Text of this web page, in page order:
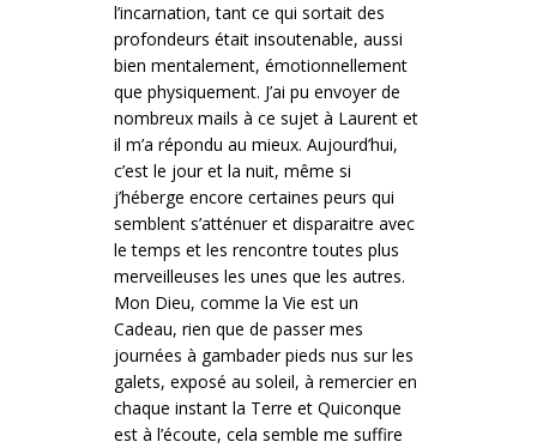
l’incarnation, tant ce qui sortait des
profondeurs était insoutenable, aussi
bien mentalement, émotionnellement
que physiquement. J’ai pu envoyer de
nombreux mails à ce sujet à Laurent et
il m’a répondu au mieux. Aujourd’hui,
c’est le jour et la nuit, même si
j’héberge encore certaines peurs qui
semblent s’atténuer et disparaitre avec
le temps et les rencontre toutes plus
merveilleuses les unes que les autres.
Mon Dieu, comme la Vie est un
Cadeau, rien que de passer mes
journées à gambader pieds nus sur les
galets, exposé au soleil, à remercier en
chaque instant la Terre et Quiconque
est à l’écoute, cela semble me suffire